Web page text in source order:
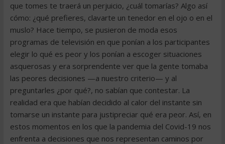
que tomes te traerá un perjuicio, ¿cuál tomarías? Algo así
cómo: ¿qué prefieres, clavarte un tenedor en el ojo o en el
muslo? Hace tiempo, se pusieron de moda esos
programas de televisión en que ponían a los participantes
elegir lo qué es peor y los ponían a escoger situaciones
asquerosas y era sorprendente ver que la gente tomaba
las peores decisiones —a nuestro criterio— y al
preguntarles ¿por qué?, no sabían que contestar. La
realidad era que habían decidido al calor del instante sin
tomarse un instante para justipreciar qué era peor. Así, en
estos momentos en los que la pandemia del Covid-19 nos
enfrenta a decisiones que nos representan caminos por